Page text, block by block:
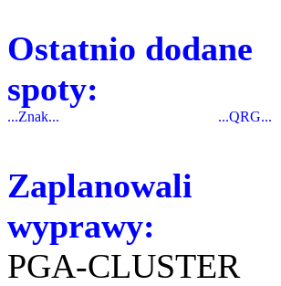
Ostatnio dodane
spoty:
...Znak... ...QRG...
Zaplanowali
wyprawy:
PGA-CLUSTER